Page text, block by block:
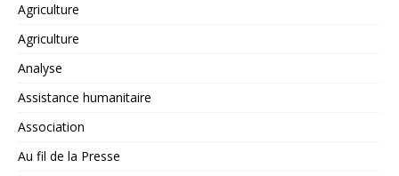
Agriculture
Agriculture
Analyse
Assistance humanitaire
Association
Au fil de la Presse